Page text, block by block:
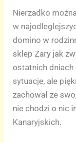
Nierzadko
w
domino w
sklep Zary jak
ostatnich dniach
sytuacje, ale
zachował ze
nie chodzi o nic
Kanaryjskich.